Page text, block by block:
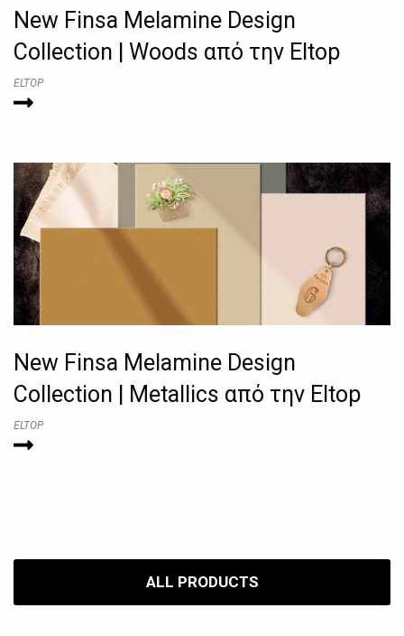
New Finsa Melamine Design
Collection | Woods από την Eltop
ELTOP
New Finsa Melamine Design
Collection | Metallics από την Eltop
ELTOP
ALL PRODUCTS